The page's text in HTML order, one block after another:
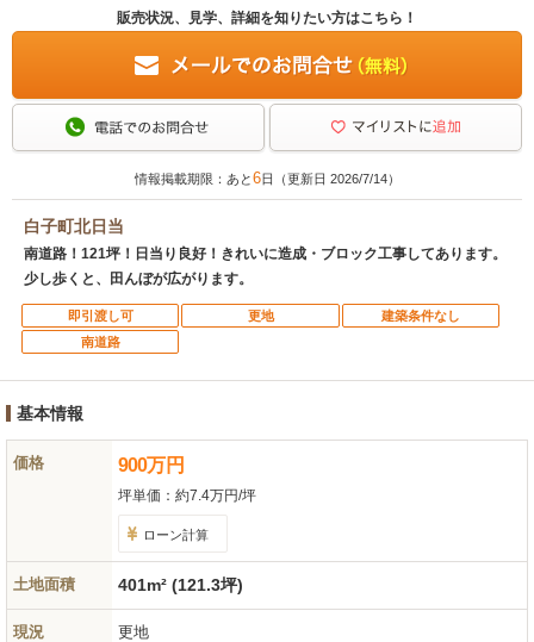
販売状況、見学、詳細を知りたい方はこちら！
情報掲載期限：あと6日（更新日 2026/7/14）
白子町北日当
南道路！121坪！日当り良好！きれいに造成・ブロック工事してあります。
少し歩くと、田んぼが広がります。
即引渡し可 更地
建築条件なし
南道路
基本情報
価格 900万円
坪単価： 約7.4万円/坪
ローン計算
土地面積 401m² (121.3坪)
現況 更地